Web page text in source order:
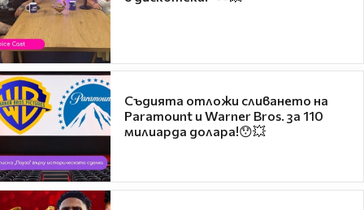
Съдията отложи сливането на
Paramount и Warner Bros. за 110
милиарда долара!😯💥